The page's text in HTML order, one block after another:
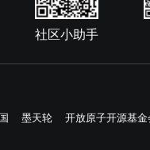
社区小助手
墨天轮
开放原子开源基金